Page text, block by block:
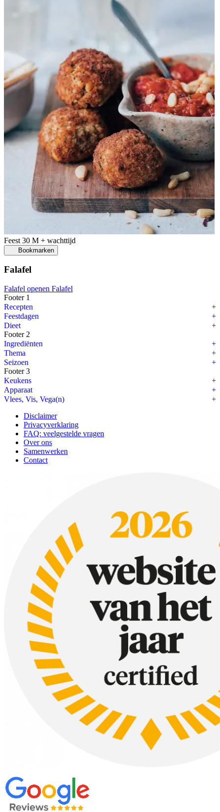
Feest 30 M + wachttijd
Bookmarken
Falafel
Falafel openen Falafel
Footer 1
Recepten
Feestdagen
Dieet
Footer 2
Ingrediënten
Thema
Seizoen
Footer 3
Keukens
Apparaat
Vlees, Vis, Vega(n)
Disclaimer
Privacyverklaring
FAQ: veelgestelde vragen
Over ons
Samenwerken
Contact